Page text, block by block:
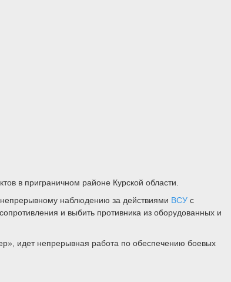
в приграничном районе Курской области.
наблюдению за действиями ВСУ с
и выбить противника из оборудованных и
идет непрерывная работа по обеспечению боевых